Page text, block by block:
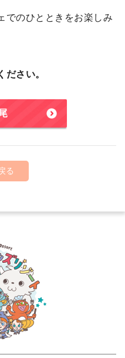
でのひとときをお楽しみ
ださい。
る